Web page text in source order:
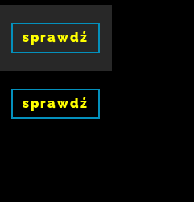
sprawdź
sprawdź